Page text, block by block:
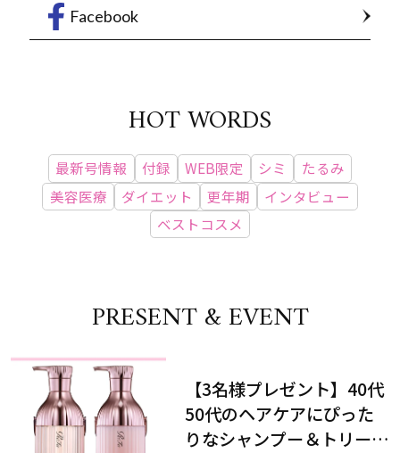
Facebook
HOT WORDS
最新号情報 付録 WEB限定 シミ
たるみ
美容医療
ダイエット 更年期
インタビュー
ベストコスメ
PRESENT & EVENT
【3名様プレゼント】40代
50代のヘアケアにぴった
りなシャンプー＆トリート